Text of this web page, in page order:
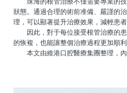
狀態。通過合理的術前准備、嚴謹的
理，可以顯著提升治療效果，減輕患者
因此，對于每位接受根管治療的患
的恢複，也能讓整個治療過程更加順利
本文由維港口腔醫療集團整理，內